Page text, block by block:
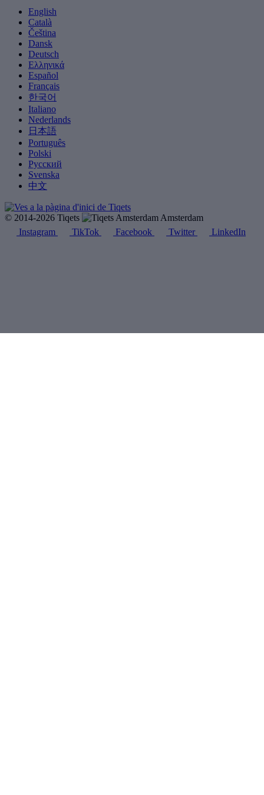
English
Català
Čeština
Dansk
Deutsch
Ελληνικά
Español
Français
한국어
Italiano
Nederlands
日本語
Português
Polski
Русский
Svenska
中文
© 2014-2026 Tiqets
Amsterdam
Instagram
TikTok Facebook Twitter LinkedIn